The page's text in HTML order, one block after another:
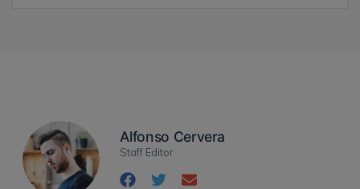
Alfonso Cervera
Staff Editor